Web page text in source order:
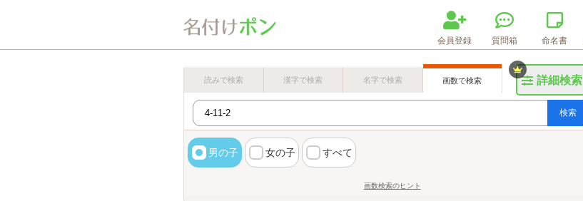
会員登録 質問箱 命名書
詳細検索
読みで検索 漢字で検索 名字で検索 画数で検索
検索
男の子 女の子 すべて
画数検索のヒント